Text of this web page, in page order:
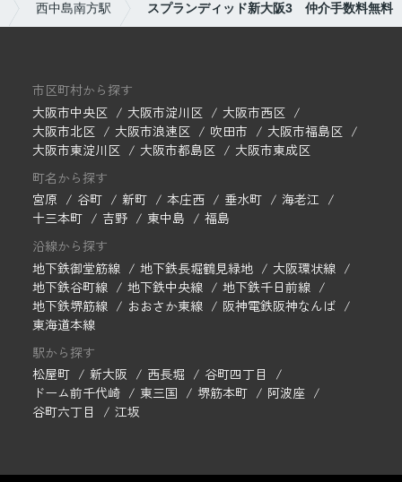
西中島南方駅 スプランディッド新大阪3 仲介手数料無料
市区町村から探す
大阪市中央区
大阪市淀川区
大阪市西区
大阪市北区
大阪市浪速区 吹田市
大阪市福島区
大阪市東淀川区
大阪市都島区
大阪市東成区
町名から探す
宮原
谷町 新町 本庄西 垂水町
海老江
十三本町
吉野 東中島
福島
沿線から探す
地下鉄御堂筋線
地下鉄長堀鶴見緑地
大阪環状線
地下鉄谷町線
地下鉄中央線
地下鉄千日前線
地下鉄堺筋線
おおさか東線
阪神電鉄阪神なんば
東海道本線
駅から探す
松屋町
新大阪 西長堀
谷町四丁目
ドーム前千代崎
東三国 堺筋本町
阿波座
谷町六丁目
江坂